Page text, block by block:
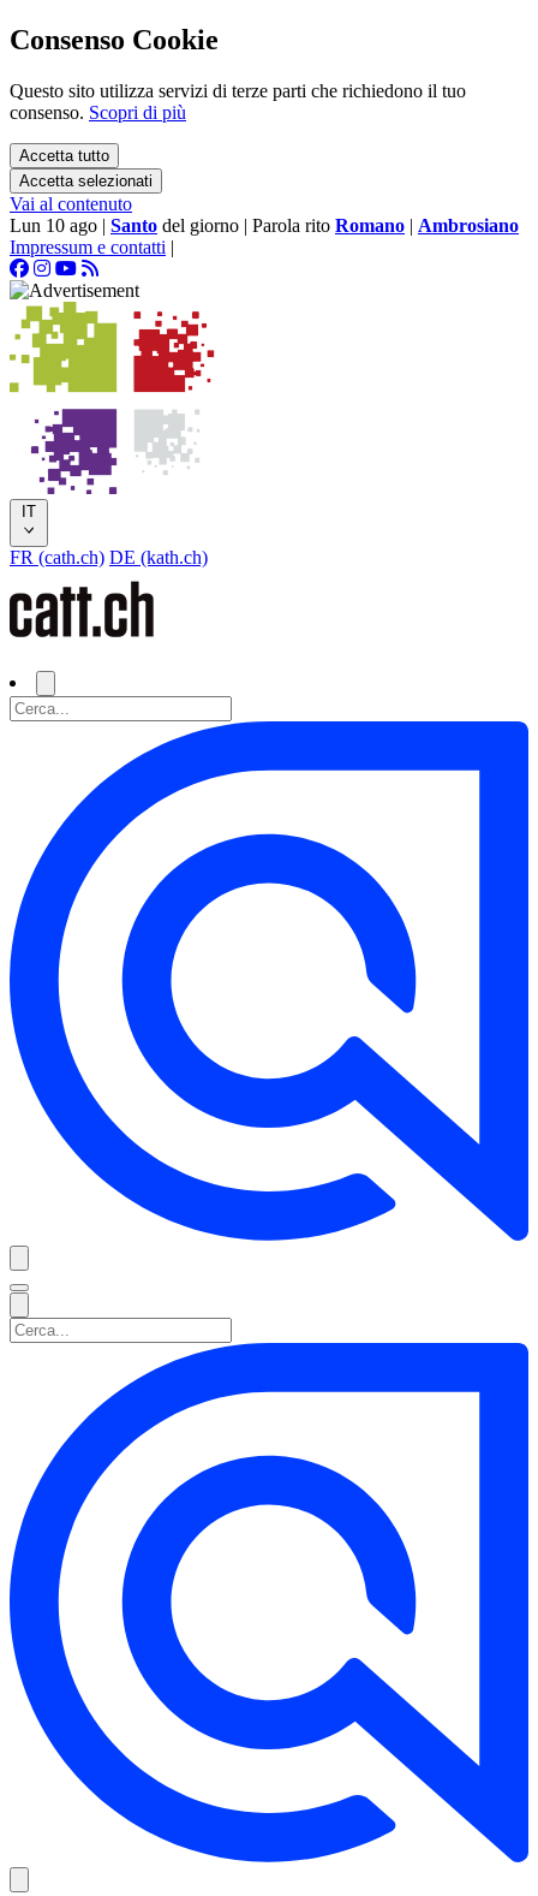
Consenso Cookie
Questo sito utilizza servizi di terze parti che richiedono il tuo
consenso. Scopri di più
Accetta tutto
Accetta selezionati
Vai al contenuto
Lun 10 ago | Santo del giorno | Parola rito Romano | Ambrosiano
Impressum e contatti |
IT
FR (cath.ch) DE (kath.ch)